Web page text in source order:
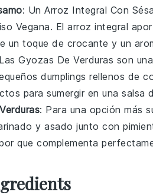
: Un Arroz Integral Con
Vegana. El arroz integral
un toque de crocante y un
Gyozas De Verduras son
dumplings rellenos de
para sumergir en una salsa
: Para una opción más
y asado junto con
que complementa